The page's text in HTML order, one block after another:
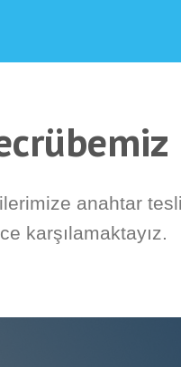
anahtar
karşılamaktayız.